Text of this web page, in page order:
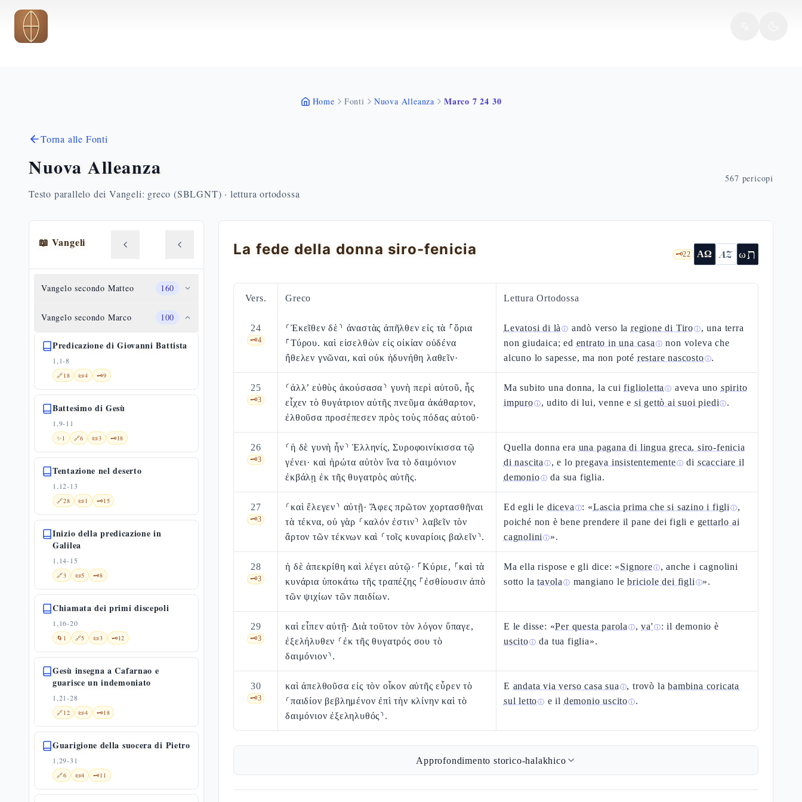
Vai al contenuto principale
Home Fonti Nuova Alleanza Marco 7 24 30
Torna alle Fonti
Nuova Alleanza
Testo parallelo dei Vangeli: greco (SBLGNT) · lettura ortodossa
567 pericopi
📖 Vangeli
Vangelo secondo Matteo 160
Vangelo secondo Marco 100
Predicazione di Giovanni Battista
1,1-8
🔗18 📜4 🗝️9
Battesimo di Gesù
1,9-11
✨1 🔗6 📜3 🗝️18
Tentazione nel deserto
1,12-13
🔗28 📜1 🗝️15
Inizio della predicazione in
Galilea
1,14-15
🔗3 📜5 🗝️8
Chiamata dei primi discepoli
1,16-20
🌀 1 🔗5 📜3 🗝️12
Gesù insegna a Cafarnao e
guarisce un indemoniato
1,21-28
🔗12 📜4 🗝️18
Guarigione della suocera di Pietro
1,29-31
🔗6 📜4 🗝️11
La fede della donna siro-fenicia 🗝️22 ΑΩ AZ ωת
Vers. Greco Lettura Ortodossa
24
🗝️4
⸂Ἐκεῖθεν δὲ⸃ ἀναστὰς ἀπῆλθεν εἰς τὰ ⸀ὅρια
⸀Τύρου. καὶ εἰσελθὼν εἰς οἰκίαν οὐδένα
ἤθελεν γνῶναι, καὶ οὐκ ἠδυνήθη λαθεῖν·
Levatosi di là ⓘ andò verso la regione di Tiroⓘ, una terra
non giudaica; ed entrato in una casa ⓘ non voleva che
alcuno lo sapesse, ma non poté restare nascostoⓘ.
25
🗝️3
⸂ἀλλ’ εὐθὺς ἀκούσασα⸃ γυνὴ περὶ αὐτοῦ, ἧς
εἶχεν τὸ θυγάτριον αὐτῆς πνεῦμα ἀκάθαρτον,
ἐλθοῦσα προσέπεσεν πρὸς τοὺς πόδας αὐτοῦ·
Ma subito una donna, la cuifiglioletta ⓘ aveva uno spirito
impuroⓘ, udito di lui, venne e si gettò ai suoi piediⓘ.
26
🗝️3
⸂ἡ δὲ γυνὴ ἦν⸃ Ἑλληνίς, Συροφοινίκισσα τῷ
γένει· καὶ ἠρώτα αὐτὸν ἵνα τὸ δαιμόνιον
ἐκβάλῃ ἐκ τῆς θυγατρὸς αὐτῆς.
Quella donna era una pagana di lingua greca, siro-fenicia
di nascita ⓘ, e lopregava insistentementeⓘ di scacciare il
demonioⓘ da sua figlia.
27
🗝️3
⸂καὶ ἔλεγεν⸃ αὐτῇ· Ἄφες πρῶτον χορτασθῆναι
τὰ τέκνα, οὐ γὰρ ⸂καλόν ἐστιν⸃ λαβεῖν τὸν
ἄρτον τῶν τέκνων καὶ ⸂τοῖς κυναρίοις βαλεῖν⸃.
Ed egli le diceva ⓘ: «Lascia prima che si sazino i figli ⓘ,
poiché non è bene prendere il pane dei figli e gettarlo ai
cagnolini ⓘ».
28
🗝️3
ἡ δὲ ἀπεκρίθη καὶ λέγει αὐτῷ· ⸀Κύριε, ⸀καὶ τὰ
κυνάρια ὑποκάτω τῆς τραπέζης ⸀ἐσθίουσιν ἀπὸ
τῶν ψιχίων τῶν παιδίων.
Ma ella rispose e gli dice: «Signoreⓘ, anche i cagnolini
sotto latavola ⓘ mangiano lebriciole dei figli ⓘ».
29
🗝️3
καὶ εἶπεν αὐτῇ· Διὰ τοῦτον τὸν λόγον ὕπαγε,
ἐξελήλυθεν ⸂ἐκ τῆς θυγατρός σου τὸ
δαιμόνιον⸃.
E le disse: «Per questa parola ⓘ,va'ⓘ: il demonio è
uscitoⓘ da tua figlia».
30
🗝️3
καὶ ἀπελθοῦσα εἰς τὸν οἶκον αὐτῆς εὗρεν τὸ
⸂παιδίον βεβλημένον ἐπὶ τὴν κλίνην καὶ τὸ
δαιμόνιον ἐξεληλυθός⸃.
E andata via verso casa sua ⓘ, trovò labambina coricata
sul lettoⓘ e il demonio uscitoⓘ.
Approfondimento storico-halakhico